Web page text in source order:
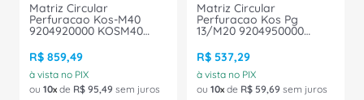
Matriz Circular
Perfuracao Kos-M40
9204920000 KOSM40
R$ 859,49
à vista no PIX
ou 10 de R$ 95,49 sem juros
Matriz Circular
Perfuracao Kos Pg
13/M20 9204950000
Conexel
R$ 537,29
à vista no PIX
ou 10 de R$ 59,69 sem juros